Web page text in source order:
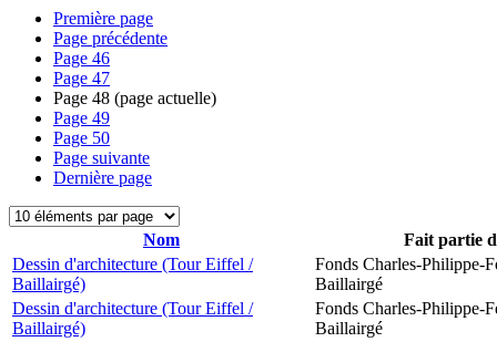
Première page
Page précédente
Page 46
Page 47
Page 48 (page actuelle)
Page 49
Page 50
Page suivante
Dernière page
Nom
Fait partie
Dessin d'architecture (Tour Eiffel /
Baillairgé)
Fonds Charles-Philippe-
Baillairgé
Dessin d'architecture (Tour Eiffel /
Baillairgé)
Fonds Charles-Philippe-
Baillairgé